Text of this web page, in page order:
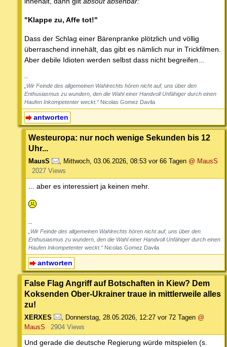
"Klappe zu, Affe tot!"
Dass der Schlag einer Bärenpranke plötzlich und völlig
überraschend innehält, das gibt es nämlich nur in Trickfilmen.
Aber debile Idioten werden selbst dass nicht begreifen...
--
„Wir Feinde des allgemeinen Wahlrechts hören nicht auf, uns über den
Enthusiasmus zu wundern, den die Wahl einer Handvoll Unfähiger durch einen
Haufen Inkompetenter weckt.“ Nicolas Gomez Davila
antworten
Westeuropa: nur noch wenige Sekunden bis 12
Uhr...
MausS , Mittwoch, 03.06.2026, 08:53 vor 66 Tagen @ MausS
2027 Views
... aber es interessiert ja keinen mehr.
--
„Wir Feinde des allgemeinen Wahlrechts hören nicht auf, uns über den
Enthusiasmus zu wundern, den die Wahl einer Handvoll Unfähiger durch einen
Haufen Inkompetenter weckt.“ Nicolas Gomez Davila
antworten
False Flag Angriff auf Botschaften in Kiew? Dem
Koksenden Ober-Ukrainer traue in mittlerweile alles
zu!
XERXES Donnerstag, 28.05.2026, 12:27 vor 72 Tagen @
MausS
2904 Views
Und gerade die deutsche Regierung würde mitspielen (s.